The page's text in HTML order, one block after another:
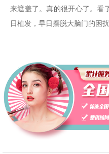
来遮盖了。真的很开心了。看
日植发，早日摆脱大脑门的困